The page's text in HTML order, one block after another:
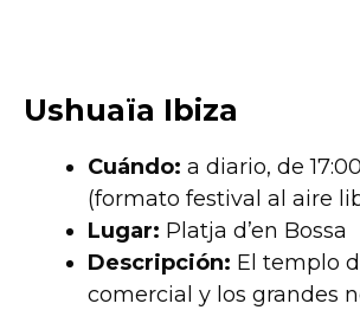
Ushuaïa Ibiza
Cuándo: a diario, de
(formato festival al aire
Lugar: Platja d’en Bossa
Descripción: El templo
comercial y los grandes